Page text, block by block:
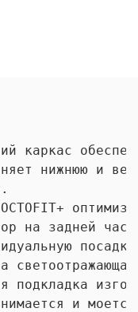
каркас
нижнюю и
на задней
подкладка
и